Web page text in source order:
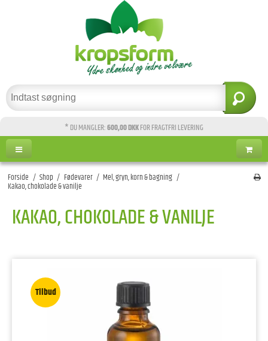
* DU MANGLER:600,00 DKKFOR FRAGTFRI LEVERING
Forside / Shop / Fødevarer / Mel, gryn, korn & bagning /
Kakao, chokolade & vanilje
KAKAO, CHOKOLADE & VANILJE
Tilbud